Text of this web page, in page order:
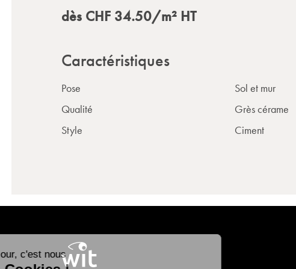
dès CHF 34.50/m² HT
Caractéristiques
Pose
Sol et mur
Qualité
Grès cérame
Style
Ciment